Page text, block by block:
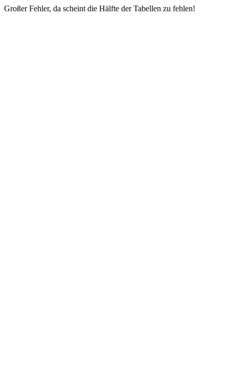
Großer Fehler, da scheint die Hälfte der Tabellen zu fehlen!